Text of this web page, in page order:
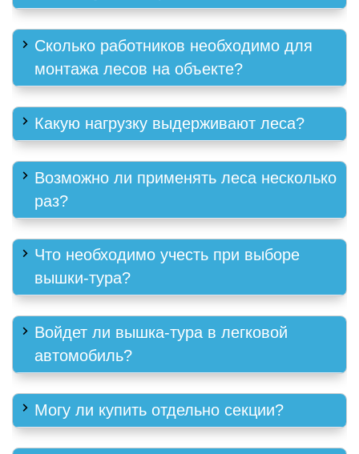
Сколько работников необходимо для
монтажа лесов на объекте?
Какую нагрузку выдерживают леса?
Возможно ли применять леса несколько
раз?
Что необходимо учесть при выборе
вышки-тура?
Войдет ли вышка-тура в легковой
автомобиль?
Могу ли купить отдельно секции?